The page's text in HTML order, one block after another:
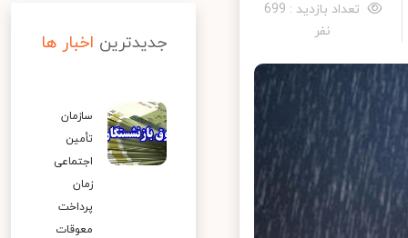
تعداد بازدید : 699
نفر
جدیدترین اخبار ها
سازمان
تأمین
اجتماعی
زمان
پرداخت
معوقات